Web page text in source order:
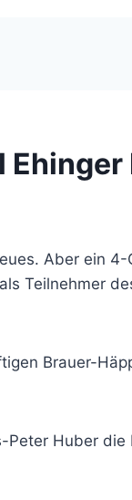
Aber ein
Teilnehmer
Brauer-
Huber